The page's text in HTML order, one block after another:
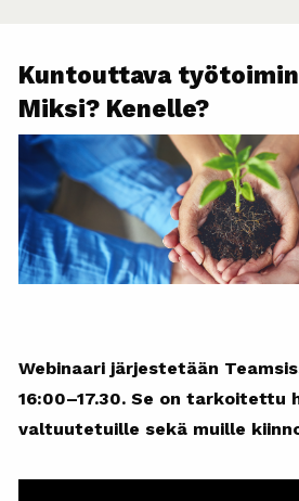
Kuntouttava
Miksi? Kenelle?
Webinaari järjestetään
16:00–17.30. Se on tarkoitettu
valtuutetuille sekä muille